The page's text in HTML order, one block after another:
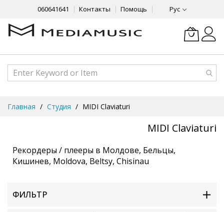
060641641 Контакты Помощь Рус
Главная Студия MIDI Claviaturi
MIDI Claviaturi
Рекордеры / плееры в Молдове, Бельцы,
Кишинев, Moldova, Beltsy, Chisinau
ФИЛЬТР